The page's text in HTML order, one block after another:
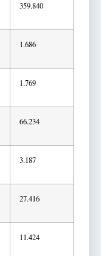
359.840
1.686
1.769
66.234
3.187
27.416
11.424